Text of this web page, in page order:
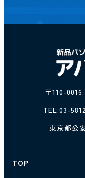
〒110-
TEL:03-
東京都公
TOP